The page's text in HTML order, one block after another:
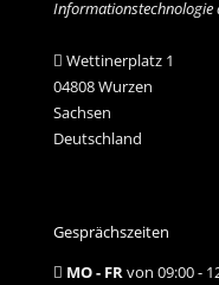
Informationstechnologie
Wettinerplatz 1
04808 Wurzen
Sachsen
Deutschland
Gesprächszeiten
MO - FRvon 09:00 -